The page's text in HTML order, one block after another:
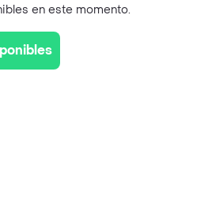
en este momento.